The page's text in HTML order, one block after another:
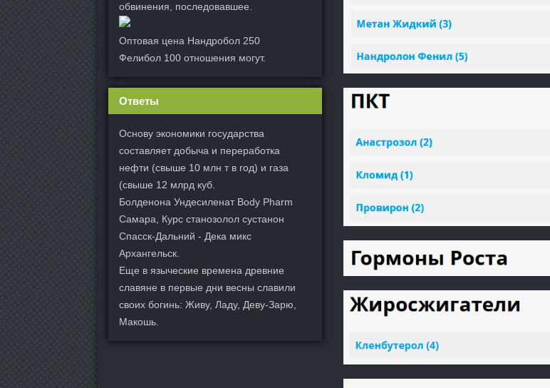
обвинения, последовавшее.
Оптовая цена Нандробол 250
Фелибол 100 отношения могут.
Ответы
Основу экономики государства
составляет добыча и переработка
нефти (свыше 10 млн т в год) и газа
(свыше 12 млрд куб.
Болденона Ундесиленат Body Pharm
Самара, Курс станозолол сустанон
Спасск-Дальний - Дека микс
Архангельск.
Еще в языческие времена древние
славяне в первые дни весны славили
своих богинь: Живу, Ладу, Деву-Зарю,
Макошь.